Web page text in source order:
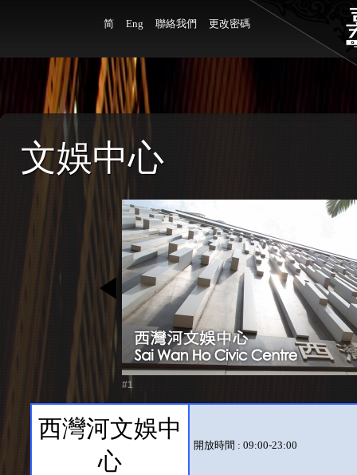
简 Eng 聯絡我們 更改密碼
文娛中心
#1
西灣河文娛中
心
開放時間 : 09:00-23:00